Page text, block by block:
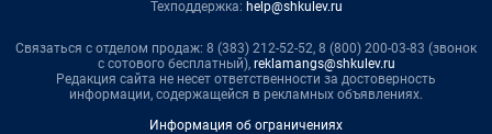
Техподдержка: help@shkulev.ru
Связаться с отделом продаж: 8 (383) 212-52-52, 8 (800) 200-03-83 (звонок
с сотового бесплатный), reklamangs@shkulev.ru
Редакция сайта не несет ответственности за достоверность
информации, содержащейся в рекламных объявлениях.
Информация об ограничениях